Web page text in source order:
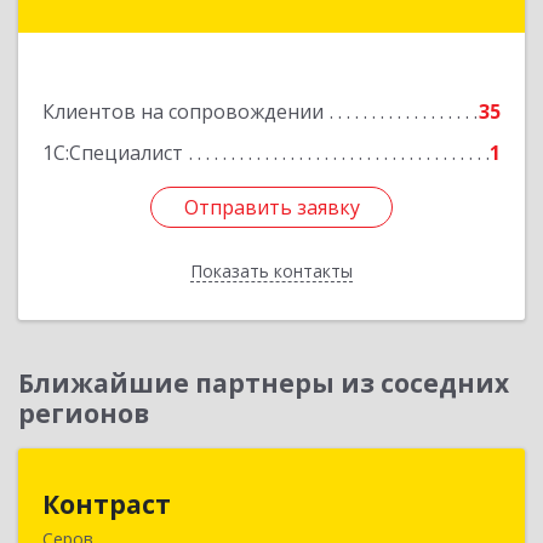
Клиентов на сопровождении
35
1С:Специалист
1
Отправить заявку
Показать контакты
Подробнее
Отправить заявку
Назад
Ближайшие партнеры из соседних
регионов
Контраст
Серов